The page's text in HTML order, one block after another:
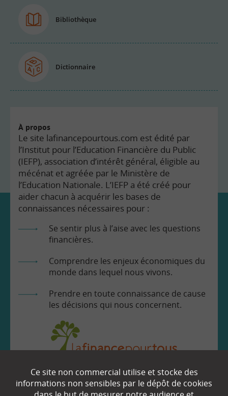
Bibliothèque
Dictionnaire
À propos
Le site lafinancepourtous.com est édité par
l’Institut pour l’Education Financière du Public
(IEFP), association d’intérêt général, éligible au
mécénat et agréée par le Ministère de
l’Education Nationale. L’IEFP a été créé pour
aider chacun à acquérir les bases de
connaissances nécessaires pour :
Se sentir plus à l’aise avec les questions
financières.
Comprendre les enjeux économiques du
monde dans lequel nous vivons.
Prendre en toute connaissance de cause
les décisions qui nous concernent.
EN SAVOIR
Ce site non commercial utilise et stocke des
informations non sensibles par le dépôt de cookies